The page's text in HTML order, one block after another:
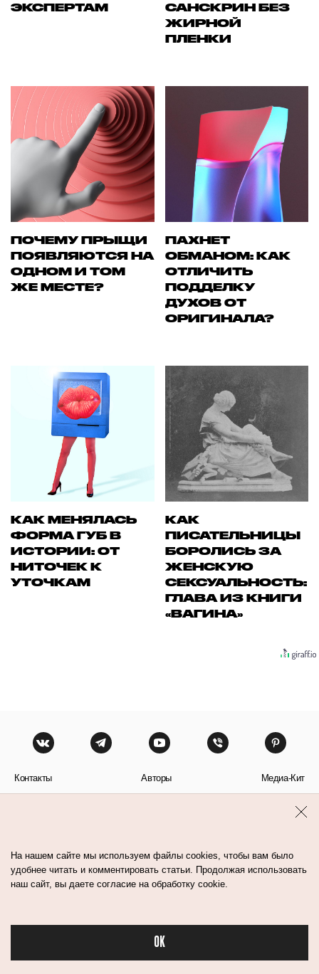
Бьюти в спорте
ЭКСПЕРТАМ
САНСКРИН БЕЗ
ЖИРНОЙ
ПЛЕНКИ
ПОЧЕМУ ПРЫЩИ
ПОЯВЛЯЮТСЯ НА
ОДНОМ И ТОМ
ЖЕ МЕСТЕ?
ПАХНЕТ
ОБМАНОМ: КАК
ОТЛИЧИТЬ
ПОДДЕЛКУ
ДУХОВ ОТ
ОРИГИНАЛА?
КАК МЕНЯЛАСЬ
ФОРМА ГУБ В
ИСТОРИИ: ОТ
НИТОЧЕК К
УТОЧКАМ
КАК
ПИСАТЕЛЬНИЦЫ
БОРОЛИСЬ ЗА
ЖЕНСКУЮ
СЕКСУАЛЬНОСТЬ:
ГЛАВА ИЗ КНИГИ
«ВАГИНА»
Контакты Авторы Медиа-Кит
На нашем сайте мы используем файлы cookies, чтобы вам было
удобнее читать и комментировать статьи. Продолжая использовать
наш сайт, вы даете согласие на обработку cookie.
OK